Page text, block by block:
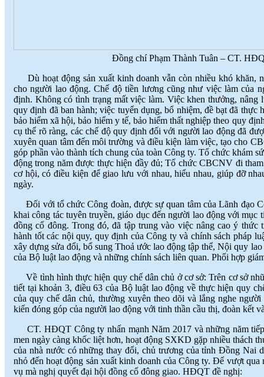
Đồng chí Phạm Thành Tuân – CT.
Dù hoạt động sản xuất kinh doanh vẫn còn nhiều khó khăn,
cho người lao động. Chế độ tiền lương cũng như việc làm của
định. Không có tình trạng mất việc làm. Việc khen thưởng,
quy định đã ban hành; việc tuyển dụng, bổ nhiệm, đề bạt đã
bảo hiểm xã hội, bảo hiểm y tế, bảo hiểm thất nghiệp theo quy
cụ thể rõ ràng, các chế độ quy định đối với người lao động đã
xuyên quan tâm đến môi trường và điều kiện làm việc, tạo cho
góp phần vào thành tích chung của toàn Công ty. Tổ chức
động trong năm được thực hiện đầy đủ; Tổ chức CBCNV đi
cơ hội, có điều kiện để giao lưu với nhau, hiểu nhau, giúp đỡ
ngày.
Đối với tổ chức Công đoàn, được sự quan tâm của Lãnh đạo
khai công tác tuyên truyền, giáo dục đến người lao động với mục
đồng cổ đông. Trong đó, đã tập trung vào việc nâng cao ý
hành tốt các nội quy, quy định của Công ty và chính sách pháp
xây dựng sửa đổi, bổ sung Thoả ước lao động tập thể, Nội quy
của Bộ luật lao động và những chính sách liên quan. Phối hợp
Về tình hình thực hiện quy chế dân chủ ở cơ sở: Trên cơ sở
tiết tại khoản 3, điều 63 của Bộ luật lao động về thực hiện quy
của quy chế dân chủ, thường xuyên theo dõi và lắng nghe
kiến đóng góp của người lao động với tinh thần cầu thị, đoàn kết
CT. HĐQT Công ty nhấn mạnh Năm 2017 và những năm
men ngày càng khốc liệt hơn, hoạt động SXKD gặp nhiều thách
của nhà nước có những thay đổi, chủ trương của tỉnh Đồng Nai
nhỏ đến hoạt động sản xuất kinh doanh của Công ty. Để vượt
vụ mà nghị quyết đại hội đồng cổ đông giao. HĐQT đề nghị: